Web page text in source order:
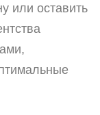
или оставить